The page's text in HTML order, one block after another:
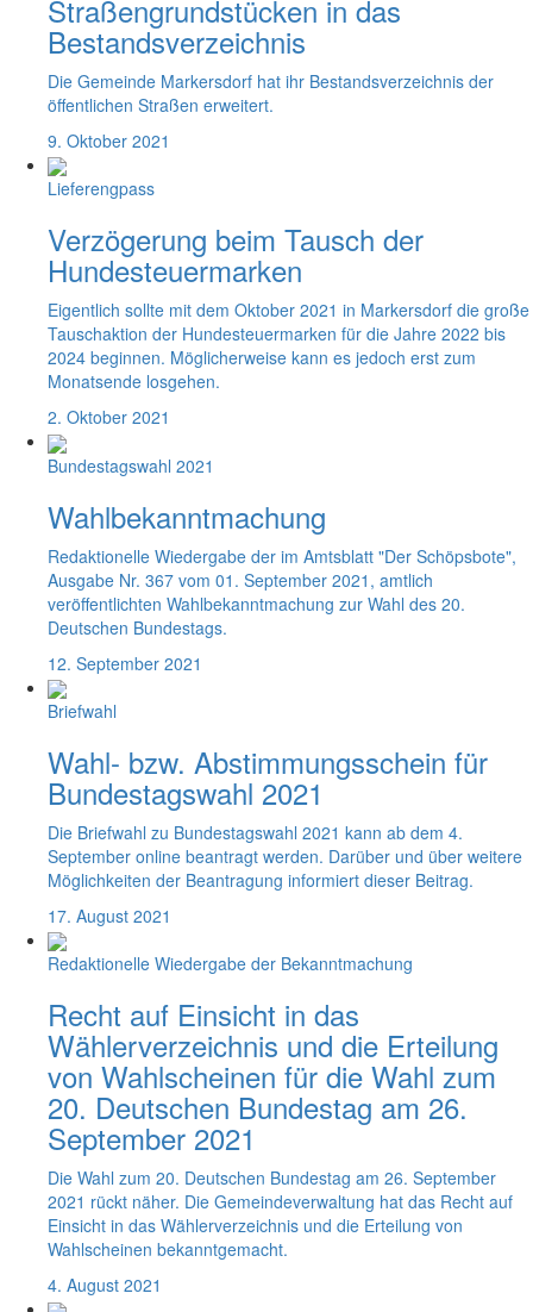
Straßengrundstücken in das
Bestandsverzeichnis
Die Gemeinde Markersdorf hat ihr Bestandsverzeichnis der
öffentlichen Straßen erweitert.
9. Oktober 2021
Lieferengpass
Verzögerung beim Tausch der
Hundesteuermarken
Eigentlich sollte mit dem Oktober 2021 in Markersdorf die große
Tauschaktion der Hundesteuermarken für die Jahre 2022 bis
2024 beginnen. Möglicherweise kann es jedoch erst zum
Monatsende losgehen.
2. Oktober 2021
Bundestagswahl 2021
Wahlbekanntmachung
Redaktionelle Wiedergabe der im Amtsblatt "Der Schöpsbote",
Ausgabe Nr. 367 vom 01. September 2021, amtlich
veröffentlichten Wahlbekanntmachung zur Wahl des 20.
Deutschen Bundestags.
12. September 2021
Briefwahl
Wahl- bzw. Abstimmungsschein für
Bundestagswahl 2021
Die Briefwahl zu Bundestagswahl 2021 kann ab dem 4.
September online beantragt werden. Darüber und über weitere
Möglichkeiten der Beantragung informiert dieser Beitrag.
17. August 2021
Redaktionelle Wiedergabe der Bekanntmachung
Recht auf Einsicht in das
Wählerverzeichnis und die Erteilung
von Wahlscheinen für die Wahl zum
20. Deutschen Bundestag am 26.
September 2021
Die Wahl zum 20. Deutschen Bundestag am 26. September
2021 rückt näher. Die Gemeindeverwaltung hat das Recht auf
Einsicht in das Wählerverzeichnis und die Erteilung von
Wahlscheinen bekanntgemacht.
4. August 2021